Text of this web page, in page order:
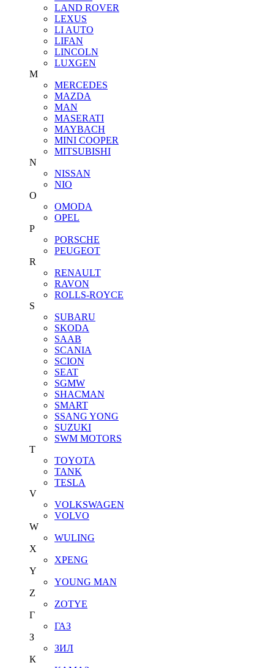
LAND ROVER
LEXUS
LI AUTO
LIFAN
LINCOLN
LUXGEN
M
MERCEDES
MAZDA
MAN
MASERATI
MAYBACH
MINI COOPER
MITSUBISHI
N
NISSAN
NIO
O
OMODA
OPEL
P
PORSCHE
PEUGEOT
R
RENAULT
RAVON
ROLLS-ROYCE
S
SUBARU
SKODA
SAAB
SCANIA
SCION
SEAT
SGMW
SHACMAN
SMART
SSANG YONG
SUZUKI
SWM MOTORS
T
TOYOTA
TANK
TESLA
V
VOLKSWAGEN
VOLVO
W
WULING
X
XPENG
Y
YOUNG MAN
Z
ZOTYE
Г
ГАЗ
З
ЗИЛ
К